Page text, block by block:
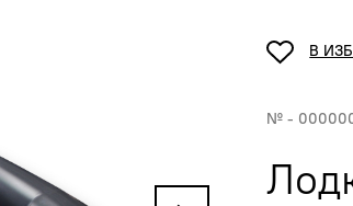
В
№ -